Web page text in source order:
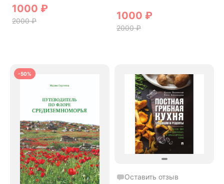
1000 ₽
2000₽
энциклопедия.
1000 ₽
2000₽
-50%
Оставить отзыв